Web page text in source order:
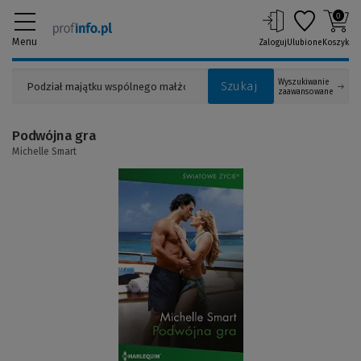
Menu
Szukaj
Wyszukiwanie
zaawansowane
ZalogujUlubione
0
Koszyk
do
Podwójna gra
Michelle Smart